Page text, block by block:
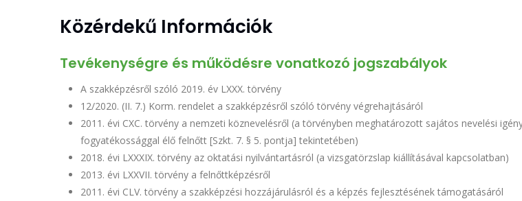
Közérdekű Információk
Tevékenységre és működésre vonatkozó jogszabályok
A szakképzésről szóló 2019. év LXXX. törvény
12/2020. (II. 7.) Korm. rendelet a szakképzésről szóló törvény végrehajtásáról
2011. évi CXC. törvény a nemzeti köznevelésről (a törvényben meghatározott sajátos nevelési
fogyatékossággal élő felnőtt [Szkt. 7. § 5. pontja] tekintetében)
2018. évi LXXXIX. törvény az oktatási nyilvántartásról (a vizsgatörzslap kiállításával kapcsolatban)
2013. évi LXXVII. törvény a felnőttképzésről
2011. évi CLV. törvény a szakképzési hozzájárulásról és a képzés fejlesztésének támogatásáról